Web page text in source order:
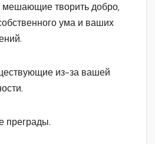
творить добро,
ума и ваших
из-за вашей
преграды.